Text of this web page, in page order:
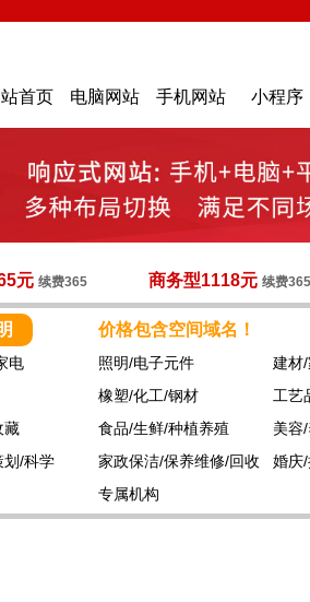
首页 电脑网站 手机网站 小程序
元 续费365 商务型1118元 续费365
价格包含空间域名！
电 照明/电子元件 建材
橡塑/化工/钢材 工艺
藏 食品/生鲜/种植养殖 美容
划/科学 家政保洁/保养维修/回收 婚庆
专属机构